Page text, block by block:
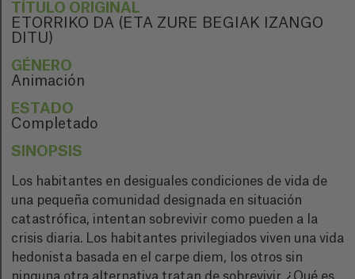
TÍTULO ORIGINAL
ETORRIKO DA (ETA ZURE BEGIAK IZANGO
DITU)
GÉNERO
Animación
ESTADO
Completado
SINOPSIS
Los habitantes en desiguales condiciones de vida de
una pequeña comunidad designada en situación
catastrófica, intentan sobrevivir como pueden a la
crisis diaria. Los habitantes privilegiados viven una vida
hedonista basada en el carpe diem, los otros sin